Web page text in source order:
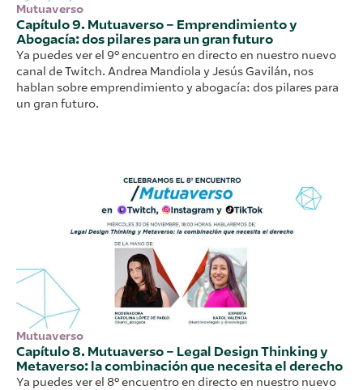
Mutuaverso
Capítulo 9. Mutuaverso – Emprendimiento y
Abogacía: dos pilares para un gran futuro
Ya puedes ver el 9º encuentro en directo en nuestro nuevo
canal de Twitch. Andrea Mandiola y Jesús Gavilán, nos
hablan sobre emprendimiento y abogacía: dos pilares para
un gran futuro.
Mutuaverso
Capítulo 8. Mutuaverso – Legal Design Thinking y
Metaverso: la combinación que necesita el derecho
Ya puedes ver el 8º encuentro en directo en nuestro nuevo